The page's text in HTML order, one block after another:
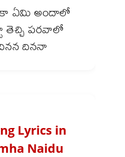
ఏమి అందాలో
తెచ్చి పరవాలో
Lyrics in
Naidu